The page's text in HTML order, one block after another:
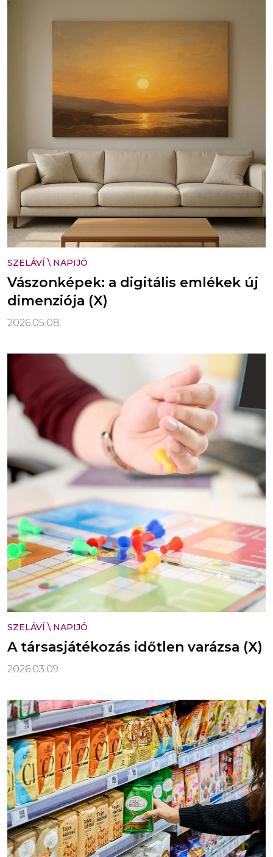
SZELÁVÍ \ NAPIJÓ
Vászonképek: a digitális emlékek új
dimenziója (X)
2026.05.08.
SZELÁVÍ \ NAPIJÓ
A társasjátékozás időtlen varázsa (X)
2026.03.09.